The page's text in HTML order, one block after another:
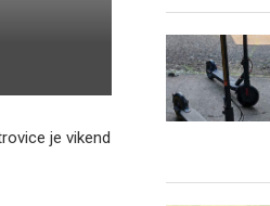
je vikend